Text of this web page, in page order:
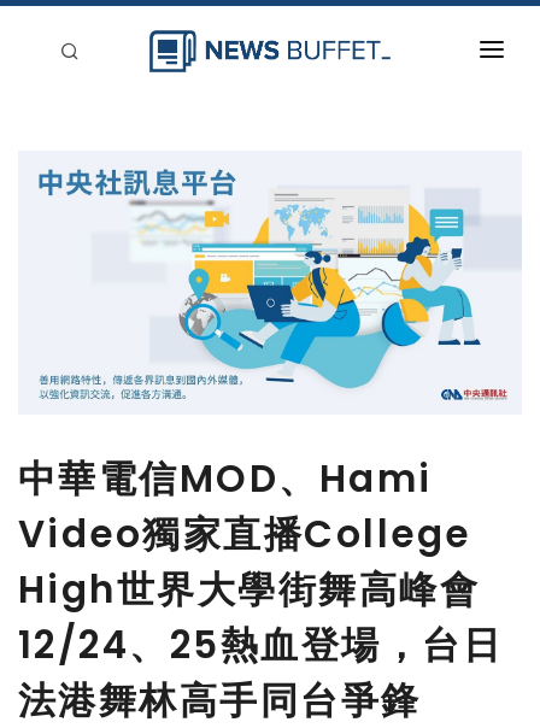
中華電信MOD、Hami
Video獨家直播College
High世界大學街舞高峰會
12/24、25熱血登場，台日
法港舞林高手同台爭鋒